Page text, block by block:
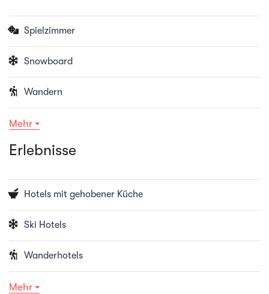
Spielzimmer
Snowboard
Wandern
Mehr
Erlebnisse
Hotels mit gehobener Küche
Ski Hotels
Wanderhotels
Mehr